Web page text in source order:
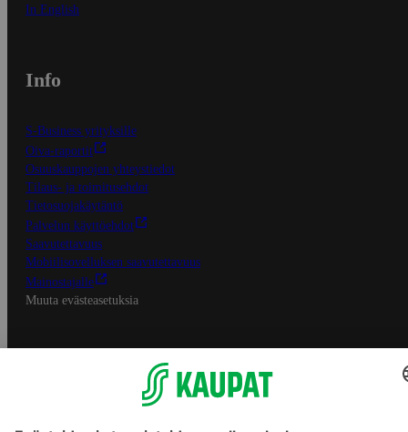
In English
Info
S-Business yrityksille
Oiva-raportit
Osuuskauppojen yhteystiedot
Tilaus- ja toimitusehdot
Tietosuojakäytäntö
Palvelun käyttöehdot
Saavutettavuus
Mobiilisovelluksen saavutettavuus
Mainostajalle
Muuta evästeasetuksia
S-ryhmän palvelut